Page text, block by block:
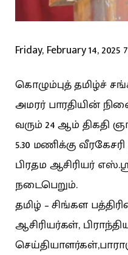
Friday, February 14, 2025
கொழும்புத் தமிழ்ச்
அமரர் பாரதியின்
வரும் 24 ஆம் திகதி
5.30 மணிக்கு
பிரதம ஆசிரியர்
நடைபெறும்.
தமிழ் – சிங்கள
ஆசிரியர்கள்,